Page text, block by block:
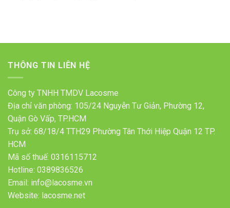
THÔNG TIN LIÊN HỆ
Công ty TNHH TMDV Lacosme
Địa chỉ văn phòng: 105/24 Nguyễn Tư Giản, Phường 12,
Quận Gò Vấp, TP.HCM
Trụ sở: 68/18/4 TTH29 Phường Tân Thới Hiệp Quận 12 TP.
HCM
Mã số thuế: 0316115712
Hotline: 0389836526
Email: info@lacosme.vn
Website: lacosme.net